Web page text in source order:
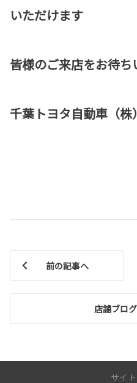
いただけます
皆様のご来店をお待
千葉トヨタ自動車（
前の記事へ
店舗ブロ
サイ